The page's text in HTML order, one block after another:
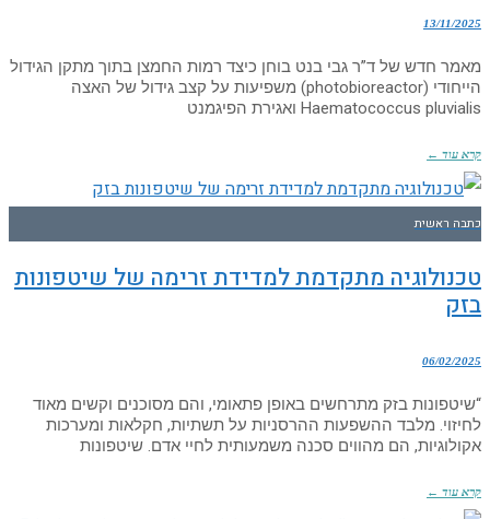
13/11/2025
מאמר חדש של ד”ר גבי בנט בוחן כיצד רמות החמצן בתוך מתקן הגידול
הייחודי (photobioreactor) משפיעות על קצב גידול של האצה
Haematococcus pluvialis ואגירת הפיגמנט
קרא עוד ←
כתבה ראשית
טכנולוגיה מתקדמת למדידת זרימה של שיטפונות
בזק
06/02/2025
“שיטפונות בזק מתרחשים באופן פתאומי, והם מסוכנים וקשים מאוד
לחיזוי. מלבד ההשפעות ההרסניות על תשתיות, חקלאות ומערכות
אקולוגיות, הם מהווים סכנה משמעותית לחיי אדם. שיטפונות
קרא עוד ←